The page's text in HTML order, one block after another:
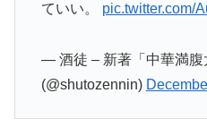
ていい。 pic.twitter.com/
— 酒徒 – 新著「中華満腹
(@shutozennin)